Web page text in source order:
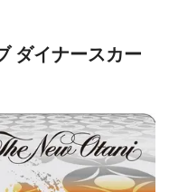
ダイナースカー